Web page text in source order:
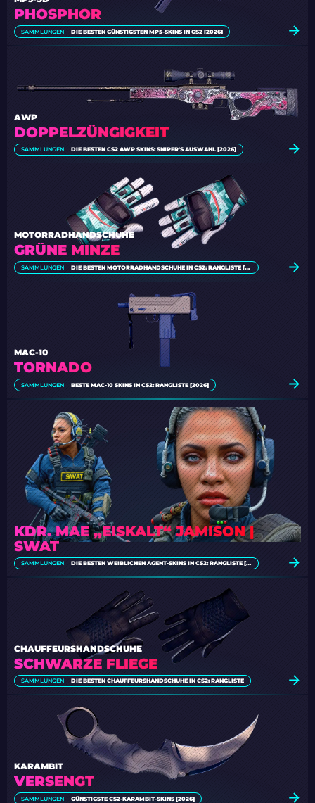
PHOSPHOR
SAMMLUNGEN DIE BESTEN GÜNSTIGSTEN MP5-SKINS IN CS2 [2026]
DOPPELZÜNGIGKEIT
AWP
SAMMLUNGEN DIE BESTEN CS2 AWP SKINS: SNIPER'S AUSWAHL [2026]
GRÜNE MINZE
MOTORRADHANDSCHUHE
SAMMLUNGEN DIE BESTEN MOTORRADHANDSCHUHE IN CS2: RANGLISTE [2026]
TORNADO
MAC-10
SAMMLUNGEN BESTE MAC-10 SKINS IN CS2: RANGLISTE [2026]
KDR. MAE „EISKALT“ JAMISON |
SWAT
SAMMLUNGEN DIE BESTEN WEIBLICHEN AGENT-SKINS IN CS2: RANGLISTE [2026]
SCHWARZE FLIEGE
CHAUFFEURSHANDSCHUHE
SAMMLUNGEN DIE BESTEN CHAUFFEURSHANDSCHUHE IN CS2: RANGLISTE
VERSENGT
KARAMBIT
SAMMLUNGEN GÜNSTIGSTE CS2-KARAMBIT-SKINS [2026]